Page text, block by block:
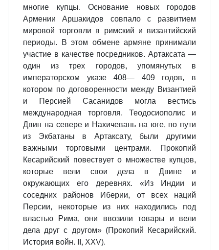
многие купцы. Основание новых городов
Армении Аршакидов совпало с развитием
мировой торговли в римский и византийский
периоды. В этом обмене армяне принимали
участие в качестве посредников. Артаксата —
один из трех городов, упомянутых в
императорском указе 408— 409 годов, в
котором по договоренности между Византией
и Персией Сасанидов могла вестись
международная торговля. Теодосиополис и
Двин на севере и Нахичевань на юге, по пути
из Экбатаны в Артаксату, были другими
важными торговыми центрами. Прокопий
Кесарийский повествует о множестве купцов,
которые вели свои дела в Двине и
окружающих его деревнях. «Из Индии и
соседних районов Иберии, от всех наций
Персии, некоторые из них находились под
властью Рима, они ввозили товары и вели
дела друг с другом» (Прокопий Кесарийский.
История войн. II, XXV).